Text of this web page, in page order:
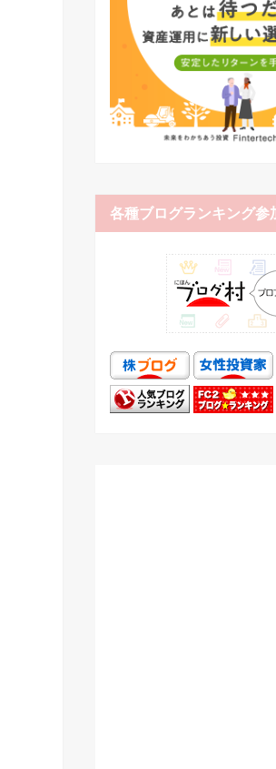
各種ブログランキング参